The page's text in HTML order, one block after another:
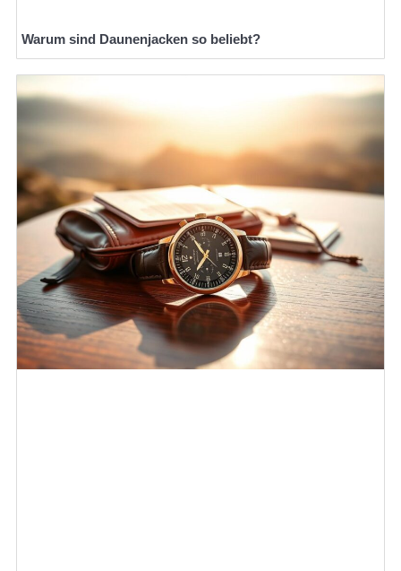
Warum sind Daunenjacken so beliebt?